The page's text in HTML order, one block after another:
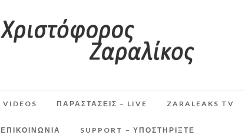
VIDEOS ΠΑΡΑΣΤΆΣΕΙΣ – LIVE ZARALEAKS TV
ΕΠΙΚΟΙΝΩΝΙΑ SUPPORT – ΥΠΟΣΤΗΡΊΞΤΕ